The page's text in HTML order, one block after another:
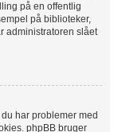
på en offentlig
på biblioteker,
administratoren slået
har problemer med
phpBB bruger